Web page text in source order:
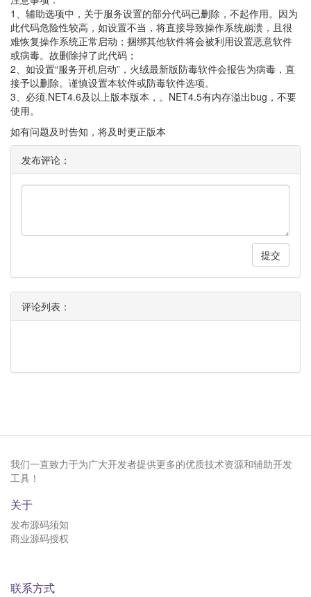
1、辅助选项中，关于服务设置的部分代码已删除，不起作用。因为
此代码危险性较高，如设置不当，将直接导致操作系统崩溃，且很
难恢复操作系统正常启动；捆绑其他软件将会被利用设置恶意软件
或病毒。故删除掉了此代码；
2、如设置“服务开机启动”，火绒最新版防毒软件会报告为病毒，直
接予以删除。谨慎设置本软件或防毒软件选项。
3、必须.NET4.6及以上版本版本，。NET4.5有内存溢出bug，不要
使用。
如有问题及时告知，将及时更正版本
发布评论：
提交
评论列表：
我们一直致力于为广大开发者提供更多的优质技术资源和辅助开发
工具！
关于
发布源码须知
商业源码授权
联系方式